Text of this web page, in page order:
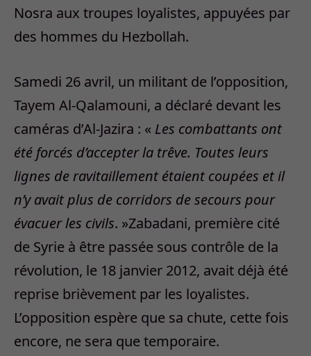
Nosra aux troupes loyalistes, appuyées par
des hommes du Hezbollah.
Samedi 26 avril, un militant de l’opposition,
Tayem Al-Qalamouni, a déclaré devant les
caméras d’Al-Jazira : « Les combattants ont
été forcés d’accepter la trêve. Toutes leurs
lignes de ravitaillement étaient coupées et il
n’y avait plus de corridors de secours pour
évacuer les civils. »Zabadani, première cité
de Syrie à être passée sous contrôle de la
révolution, le 18 janvier 2012, avait déjà été
reprise brièvement par les loyalistes.
L’opposition espère que sa chute, cette fois
encore, ne sera que temporaire.